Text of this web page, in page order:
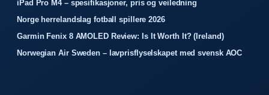
iPad Pro M4 – spesifikasjoner, pris og veiledning
Norge herrelandslag fotball spillere 2026
Garmin Fenix 8 AMOLED Review: Is It Worth It? (Ireland)
Norwegian Air Sweden – lavprisflyselskapet med svensk AOC